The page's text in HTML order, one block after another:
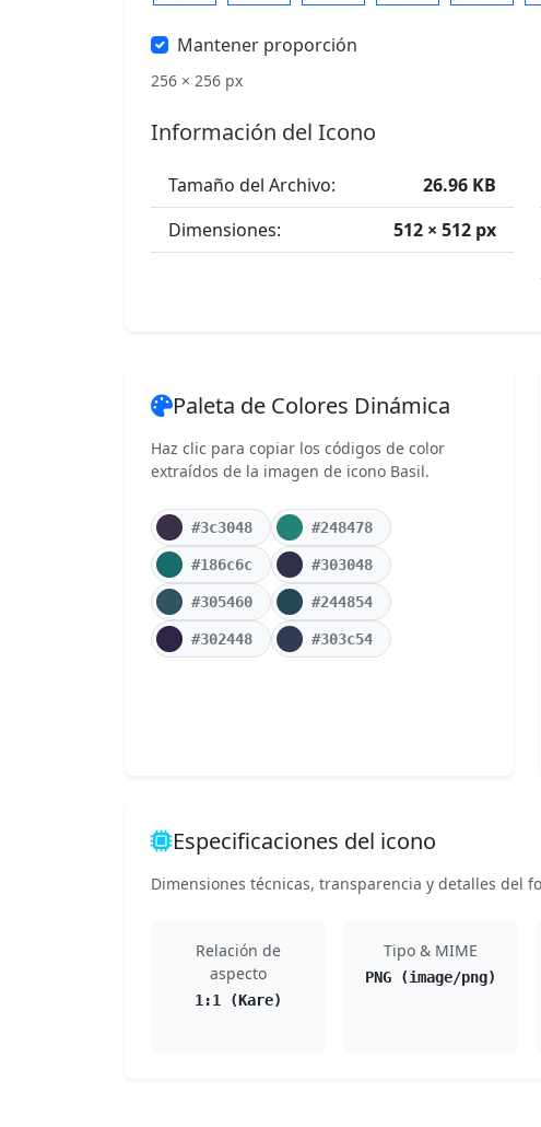
Mantener proporción
256 × 256 px
Información del Icono
Tamaño del Archivo:
26.96 KB
Dimensiones:
512 × 512 px
Paleta de Colores Dinámica
Haz clic para copiar los códigos de color
extraídos de la imagen de icono Basil.
#3c3048 #248478
#186c6c #303048
#305460 #244854
#302448 #303c54
Especificaciones del icono
Dimensiones técnicas, transparencia y detalles del
Relación de
aspecto
1:1 (Kare)
Tipo & MIME
PNG (image/png)